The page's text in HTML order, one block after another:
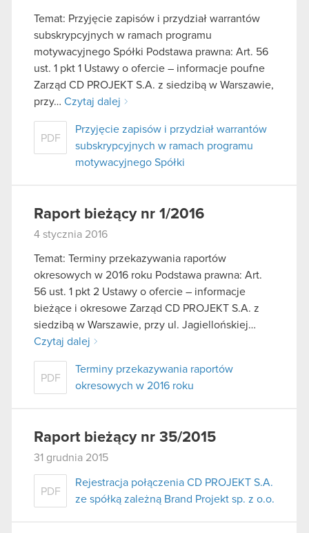
Temat: Przyjęcie zapisów i przydział warrantów
subskrypcyjnych w ramach programu
motywacyjnego Spółki Podstawa prawna: Art. 56
ust. 1 pkt 1 Ustawy o ofercie – informacje poufne
Zarząd CD PROJEKT S.A. z siedzibą w Warszawie,
przy… Czytaj dalej
PDF
Przyjęcie zapisów i przydział warrantów
subskrypcyjnych w ramach programu
motywacyjnego Spółki
Raport bieżący nr 1/2016
4 stycznia 2016
Temat: Terminy przekazywania raportów
okresowych w 2016 roku Podstawa prawna: Art.
56 ust. 1 pkt 2 Ustawy o ofercie – informacje
bieżące i okresowe Zarząd CD PROJEKT S.A. z
siedzibą w Warszawie, przy ul. Jagiellońskiej…
Czytaj dalej
PDF
Terminy przekazywania raportów
okresowych w 2016 roku
Raport bieżący nr 35/2015
31 grudnia 2015
PDF
Rejestracja połączenia CD PROJEKT S.A.
ze spółką zależną Brand Projekt sp. z o.o.